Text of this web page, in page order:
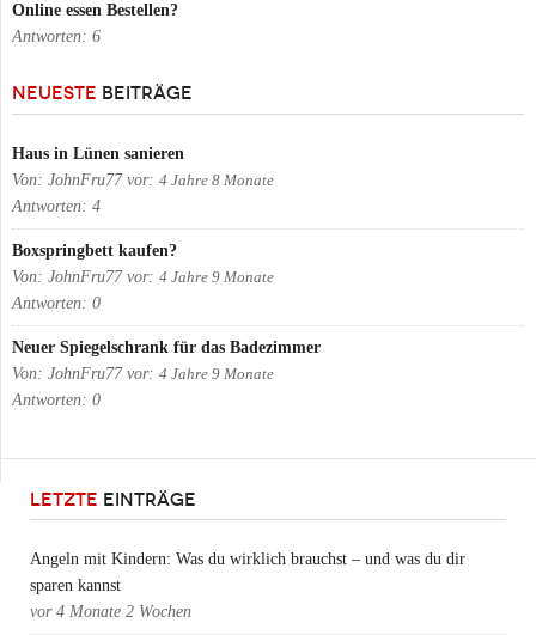
Online essen Bestellen?
Antworten: 6
NEUESTE BEITRÄGE
Haus in Lünen sanieren
Von: JohnFru77 vor: 4 Jahre 8 Monate
Antworten: 4
Boxspringbett kaufen?
Von: JohnFru77 vor: 4 Jahre 9 Monate
Antworten: 0
Neuer Spiegelschrank für das Badezimmer
Von: JohnFru77 vor: 4 Jahre 9 Monate
Antworten: 0
LETZTE EINTRÄGE
Angeln mit Kindern: Was du wirklich brauchst – und was du dir
sparen kannst
vor 4 Monate 2 Wochen